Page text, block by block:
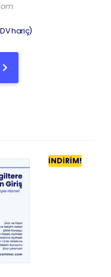
hariç)
İNDIRIM!